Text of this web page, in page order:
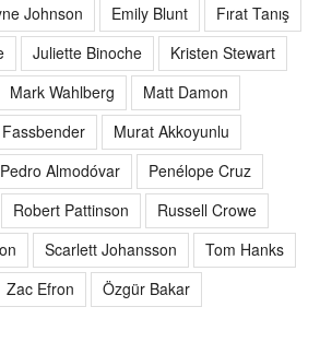
Johnson Emily Blunt
Fırat Tanış
Juliette Binoche
Kristen Stewart
Mark Wahlberg
Matt Damon
Murat Akkoyunlu
Pedro Almodóvar
Penélope Cruz
Robert Pattinson
Russell Crowe
Scarlett Johansson
Tom Hanks
Zac Efron Özgür Bakar